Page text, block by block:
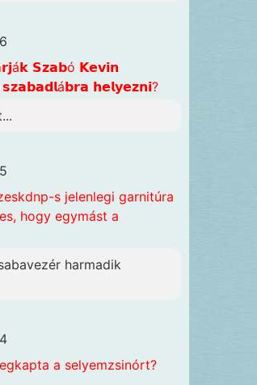
𝗦𝘇𝗮𝗯ó 𝗞𝗲𝘃𝗶𝗻
𝗵𝗲𝗹𝘆𝗲𝘇𝗻𝗶?
s jelenlegi garnitúra
hogy egymást a
harmadik
a selyemzsinórt?